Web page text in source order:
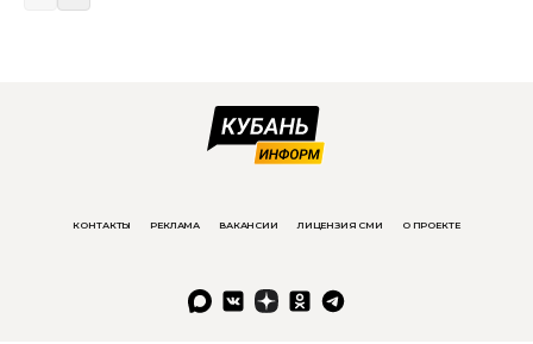
КОНТАКТЫ РЕКЛАМА ВАКАНСИИ ЛИЦЕНЗИЯ СМИ О ПРОЕКТЕ